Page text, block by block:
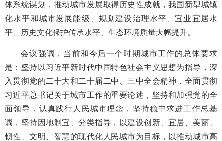
体系统谋划，推动城市发展取得历史性成就，我国新型城镇
化水平和城市发展能级、规划建设治理水平、宜业宜居水
平、历史文化保护传承水平、生态环境质量大幅提升。
会议强调，当前和今后一个时期城市工作的总体要求
是：坚持以习近平新时代中国特色社会主义思想为指导，深
入贯彻党的二十大和二十届二中、三中全会精神，全面贯彻
习近平总书记关于城市工作的重要论述，坚持和加强党的全
面领导，认真践行人民城市理念，坚持稳中求进工作总基
调，坚持因地制宜、分类指导，以建设创新、宜居、美丽、
韧性、文明、智慧的现代化人民城市为目标，以推动城市高